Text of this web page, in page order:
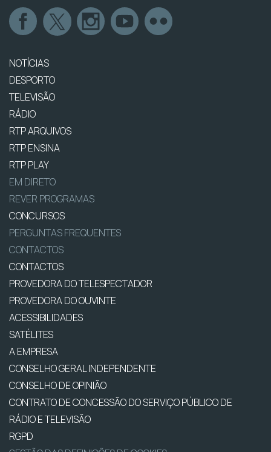
NOTÍCIAS
DESPORTO
TELEVISÃO
RÁDIO
RTP ARQUIVOS
RTP ENSINA
RTP PLAY
EM DIRETO
REVER PROGRAMAS
CONCURSOS
PERGUNTAS FREQUENTES
CONTACTOS
CONTACTOS
PROVEDORA DO TELESPECTADOR
PROVEDORA DO OUVINTE
ACESSIBILIDADES
SATÉLITES
A EMPRESA
CONSELHO GERAL INDEPENDENTE
CONSELHO DE OPINIÃO
CONTRATO DE CONCESSÃO DO SERVIÇO PÚBLICO DE
RÁDIO E TELEVISÃO
RGPD